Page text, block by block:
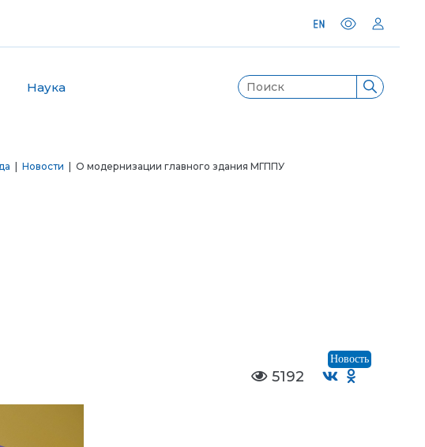
Наука
Новости | О модернизации главного здания МГППУ
Новость
5192